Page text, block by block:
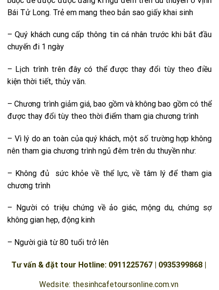
Bái Tử Long. Trẻ em mang theo bản sao giấy khai sinh
– Quý khách cung cấp thông tin cá nhân trước khi bắt đầu
chuyến đi 1 ngày
– Lịch trình trên đây có thể được thay đổi tùy theo điều
kiện thời tiết, thủy văn.
– Chương trình giảm giá, bao gồm và không bao gồm có thể
được thay đổi tùy theo thời điểm tham gia chương trình
– Vì lý do an toàn của quý khách, một số trường hợp không
nên tham gia chương trình ngủ đêm trên du thuyền như:
– Không đủ sức khỏe về thể lực, về tâm lý để tham gia
chương trình
– Người có triệu chứng về ảo giác, mộng du, chứng sợ
không gian hẹp, động kinh
– Người già từ 80 tuổi trở lên
Tư vấn & đặt tour Hotline: 0911225767 | 0935399868 |
Wedsite: thesinhcafetoursonline.com.vn